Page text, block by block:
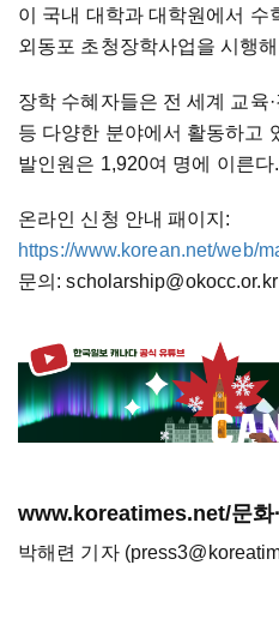
이 국내 대학과 대학원에서 수
외동포 초청장학사업을 시행
장학 수혜자들은 전 세계 교육·
등 다양한 분야에서 활동하고
발인원은 1,920여 명에 이른다.
온라인 신청 안내 패이지:
https://www.korean.net/web/
문의: scholarship@okocc.or.kr
www.koreatimes.net/문화
박해련 기자